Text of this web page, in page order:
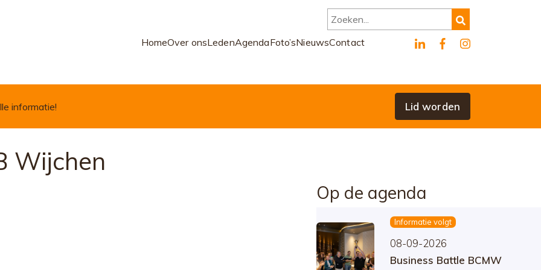
HomeOver onsLedenAgendaFoto’sNieuwsContact
Zoeken...
informatie! Lid worden
Wijchen
Op de agenda
Informatie volgt
08-09-2026
Business Battle BCMW